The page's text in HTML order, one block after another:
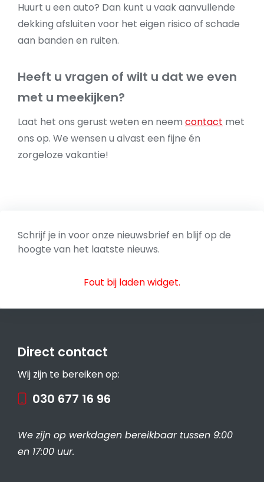
Huurt u een auto? Dan kunt u vaak aanvullende
dekking afsluiten voor het eigen risico of schade
aan banden en ruiten.
Heeft u vragen of wilt u dat we even
met u meekijken?
Laat het ons gerust weten en neem contact met
ons op. We wensen u alvast een fijne én
zorgeloze vakantie!
Schrijf je in voor onze nieuwsbrief en blijf op de
hoogte van het laatste nieuws.
Fout bij laden widget.
Direct contact
Wij zijn te bereiken op:
030 677 16 96
We zijn op werkdagen bereikbaar tussen 9:00
en 17:00 uur.